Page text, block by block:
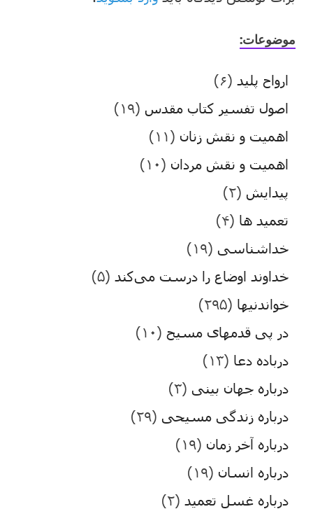
موضوعات:
ارواح پلید (۶)
اصول تفسیر کتاب مقدس (۱۹)
اهمیت و نقش زنان (۱۱)
اهمیت و نقش مردان (۱۰)
پیدایش (۲)
تعمید ها (۴)
خداشناسی (۱۹)
خداوند اوضاع را درست می‌کند (۵)
خواندنیها (۲۹۵)
در پی قدمهای مسیح (۱۰)
درباده دعا (۱۳)
درباره جهان بینی (۳)
درباره زندگی مسیحی (۲۹)
درباره آخر زمان (۱۹)
درباره انسان (۱۹)
درباره غسل تعمید (۲)